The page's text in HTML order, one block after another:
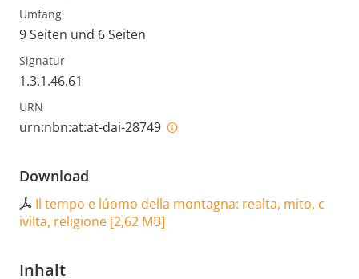
Umfang
9 Seiten und 6 Seiten
Signatur
1.3.1.46.61
URN
urn:nbn:at:at-dai-28749
Download
Il tempo e lúomo della montagna: realta, mito, c
ivilta, religione [2,62 MB]
Inhalt